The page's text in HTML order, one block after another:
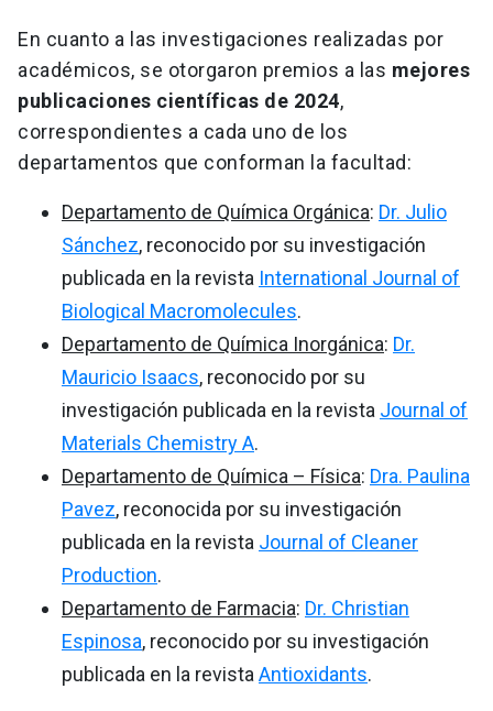
En cuanto a las investigaciones realizadas por
académicos, se otorgaron premios a las mejores
publicaciones científicas de 2024,
correspondientes a cada uno de los
departamentos que conforman la facultad:
Departamento de Química Orgánica: Dr. Julio
Sánchez, reconocido por su investigación
publicada en la revista International Journal of
Biological Macromolecules.
Departamento de Química Inorgánica: Dr.
Mauricio Isaacs, reconocido por su
investigación publicada en la revista Journal of
Materials Chemistry A.
Departamento de Química – Física: Dra. Paulina
Pavez, reconocida por su investigación
publicada en la revista Journal of Cleaner
Production.
Departamento de Farmacia: Dr. Christian
Espinosa, reconocido por su investigación
publicada en la revista Antioxidants.